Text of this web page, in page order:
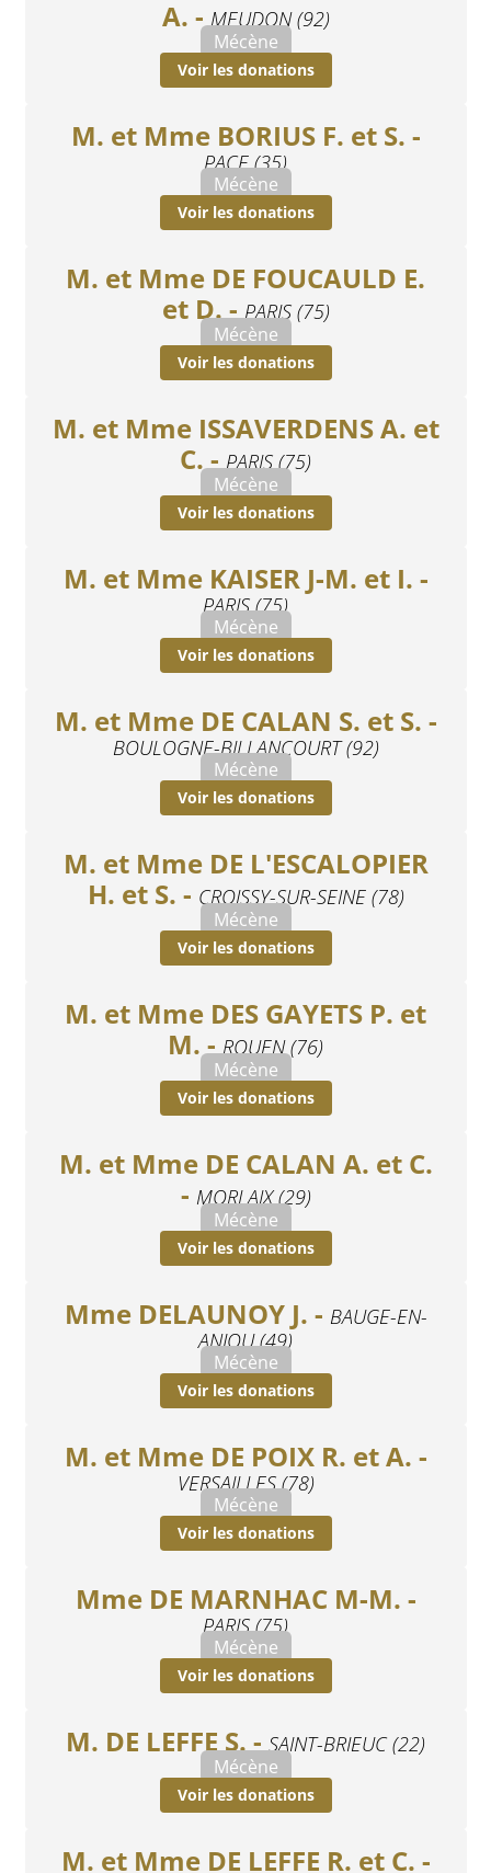
A. - MEUDON (92)
Mécène
Voir les donations
M. et Mme BORIUS F. et S. -
PACE (35)
Mécène
Voir les donations
M. et Mme DE FOUCAULD E.
et D. - PARIS (75)
Mécène
Voir les donations
M. et Mme ISSAVERDENS A. et
C. - PARIS (75)
Mécène
Voir les donations
M. et Mme KAISER J-M. et I. -
PARIS (75)
Mécène
Voir les donations
M. et Mme DE CALAN S. et S. -
BOULOGNE-BILLANCOURT (92)
Mécène
Voir les donations
M. et Mme DE L'ESCALOPIER
H. et S. - CROISSY-SUR-SEINE (78)
Mécène
Voir les donations
M. et Mme DES GAYETS P. et
M. - ROUEN (76)
Mécène
Voir les donations
M. et Mme DE CALAN A. et C.
- MORLAIX (29)
Mécène
Voir les donations
Mme DELAUNOY J. - BAUGE-EN-
ANJOU (49)
Mécène
Voir les donations
M. et Mme DE POIX R. et A. -
VERSAILLES (78)
Mécène
Voir les donations
Mme DE MARNHAC M-M. -
PARIS (75)
Mécène
Voir les donations
M. DE LEFFE S. - SAINT-BRIEUC (22)
Mécène
Voir les donations
M. et Mme DE LEFFE R. et C. -